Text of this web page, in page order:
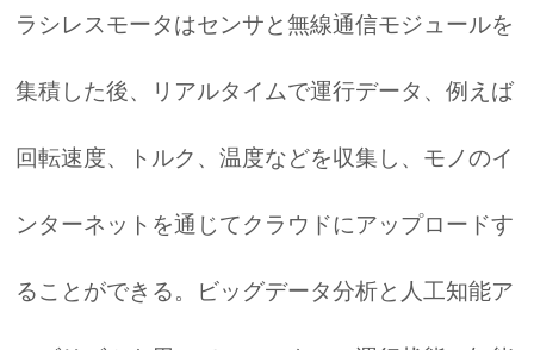
ラシレスモータはセンサと無線通信モジュールを
集積した後、リアルタイムで運行データ、例えば
回転速度、トルク、温度などを収集し、モノのイ
ンターネットを通じてクラウドにアップロードす
ることができる。ビッグデータ分析と人工知能ア